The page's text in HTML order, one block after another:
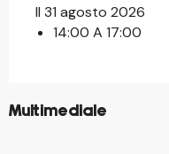
Il 31 agosto 2026
14:00 A 17:00
Multimediale
©
©